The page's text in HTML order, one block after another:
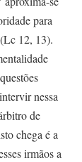
para
12, 13).
nessa
de
chega é a
irmãos a